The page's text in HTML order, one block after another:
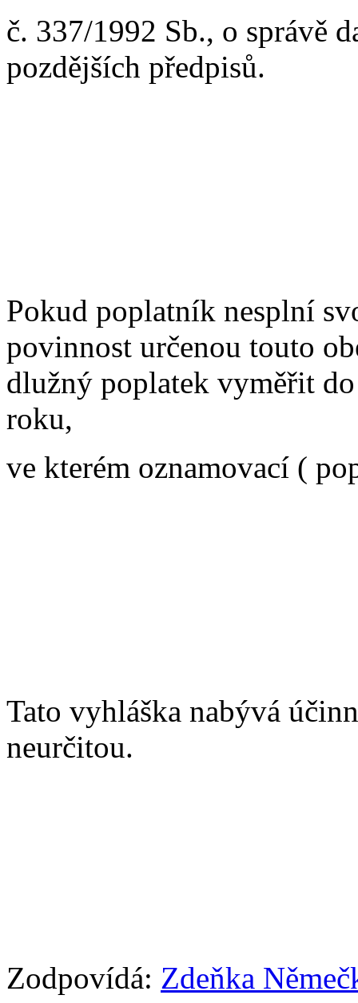
č. 337/1992 Sb., o správě
pozdějších předpisů.
Pokud poplatník nesplní
povinnost určenou touto
dlužný poplatek vyměřit
roku,
ve kterém oznamovací (
Tato vyhláška nabývá
neurčitou.
Zodpovídá: Zdeňka